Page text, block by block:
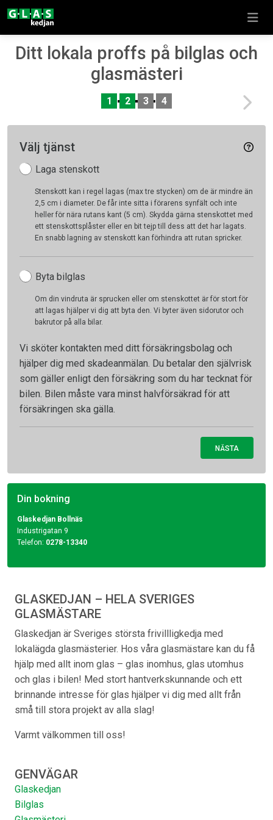
Ditt lokala proffs på bilglas och
glasmästeri
1 2 3 4
Välj tjänst
Laga stenskott
Stenskott kan i regel lagas (max tre stycken) om de är mindre än
2,5 cm i diameter. De får inte sitta i förarens synfält och inte
heller för nära rutans kant (5 cm). Skydda gärna stenskottet med
ett stenskottsplåster eller en bit tejp till dess att det har lagats.
En snabb lagning av stenskott kan förhindra att rutan spricker.
Byta bilglas
Om din vindruta är sprucken eller om stenskottet är för stort för
att lagas hjälper vi dig att byta den. Vi byter även sidorutor och
bakrutor på alla bilar.
Vi sköter kontakten med ditt försäkringsbolag och
hjälper dig med skadeanmälan. Du betalar den självrisk
som gäller enligt den försäkring som du har tecknat för
bilen. Bilen måste vara minst halvförsäkrad för att
försäkringen ska gälla.
NÄSTA
Din bokning
Glaskedjan Bollnäs
Industrigatan 9
Telefon: 0278-13340
GLASKEDJAN – HELA SVERIGES
GLASMÄSTARE
Glaskedjan är Sveriges största frivillligkedja med
lokalägda glasmästerier. Hos våra glasmästare kan du få
hjälp med allt inom glas – glas inomhus, glas utomhus
och glas i bilen! Med stort hantverkskunnande och ett
brinnande intresse för glas hjälper vi dig med allt från
små till stora projekt av alla slag!
Varmt välkommen till oss!
GENVÄGAR
Glaskedjan
Bilglas